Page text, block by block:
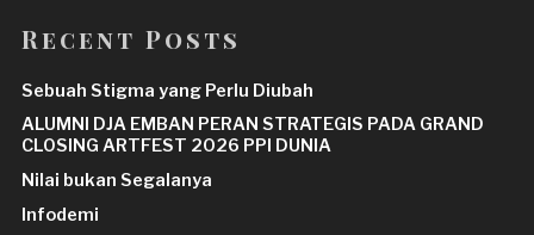
Recent Posts
Sebuah Stigma yang Perlu Diubah
ALUMNI DJA EMBAN PERAN STRATEGIS PADA GRAND
CLOSING ARTFEST 2026 PPI DUNIA
Nilai bukan Segalanya
Infodemi